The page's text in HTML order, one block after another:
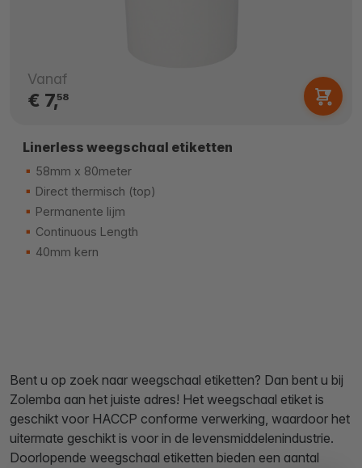
Vanaf
€ 7,58
Linerless weegschaal etiketten
58mm x 80meter
Direct thermisch (top)
Permanente lijm
Continuous Length
40mm kern
Bent u op zoek naar weegschaal etiketten? Dan bent u bij
Zolemba aan het juiste adres! Het weegschaal etiket is
geschikt voor HACCP conforme verwerking, waardoor het
uitermate geschikt is voor in de levensmiddelenindustrie.
Doorlopende weegschaal etiketten bieden een aantal